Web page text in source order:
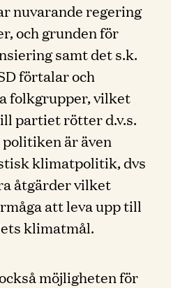
nuvarande regering
och grunden för
samt det s.k.
förtalar och
folkgrupper, vilket
partiet rötter d.v.s.
är även
klimatpolitik, dvs
åtgärder vilket
att leva upp till
klimatmål.
möjligheten för